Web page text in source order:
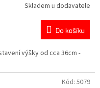
Skladem u dodavatele
Do košíku
výšky od cca 36cm -
Kód: 5079